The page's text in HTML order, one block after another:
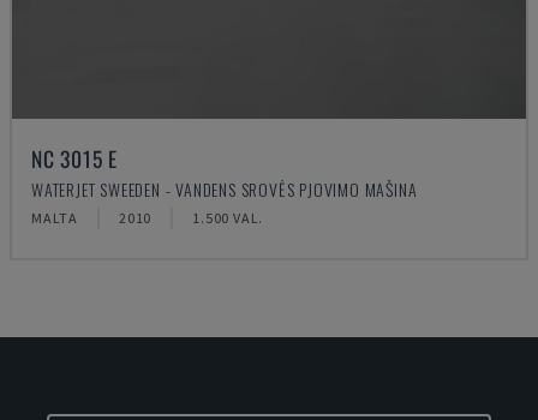
NC 3015 E
WATERJET SWEEDEN - VANDENS SROVĖS PJOVIMO MAŠINA
MALTA 2010 1.500 VAL.